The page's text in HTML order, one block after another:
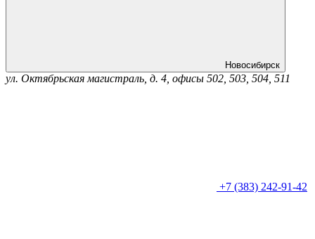
Новосибирск
ул. Октябрьская магистраль, д. 4, офисы 502, 503, 504, 511
+7 (383) 242-91-42